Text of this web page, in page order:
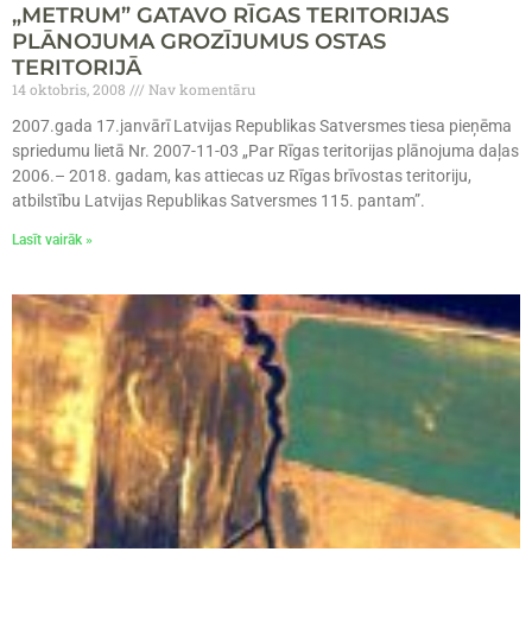
„METRUM” GATAVO RĪGAS TERITORIJAS
PLĀNOJUMA GROZĪJUMUS OSTAS
TERITORIJĀ
14 oktobris, 2008
Nav komentāru
2007.gada 17.janvārī Latvijas Republikas Satversmes tiesa pieņēma
spriedumu lietā Nr. 2007-11-03 „Par Rīgas teritorijas plānojuma daļas
2006.– 2018. gadam, kas attiecas uz Rīgas brīvostas teritoriju,
atbilstību Latvijas Republikas Satversmes 115. pantam”.
Lasīt vairāk »